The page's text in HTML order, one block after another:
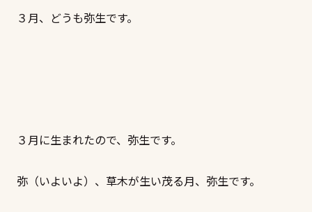
３月、どうも弥生です。
３月に生まれたので、弥生です。
弥（いよいよ）、草木が生い茂る月、弥生です。